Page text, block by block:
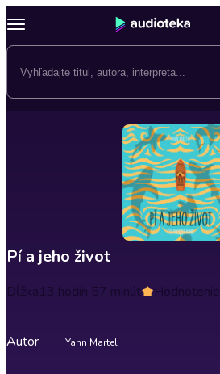
Pí a jeho život
Dĺžka13 hodín 57 minút Hodnotenie
Autor Yann Martel